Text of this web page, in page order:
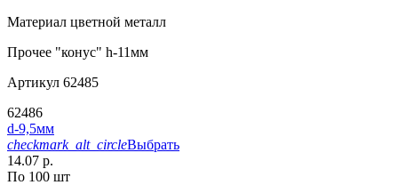
Материал цветной металл
Прочее "конус" h-11мм
Артикул 62485
62486
d-9,5мм
checkmark_alt_circleВыбрать
14.07 р.
По 100 шт